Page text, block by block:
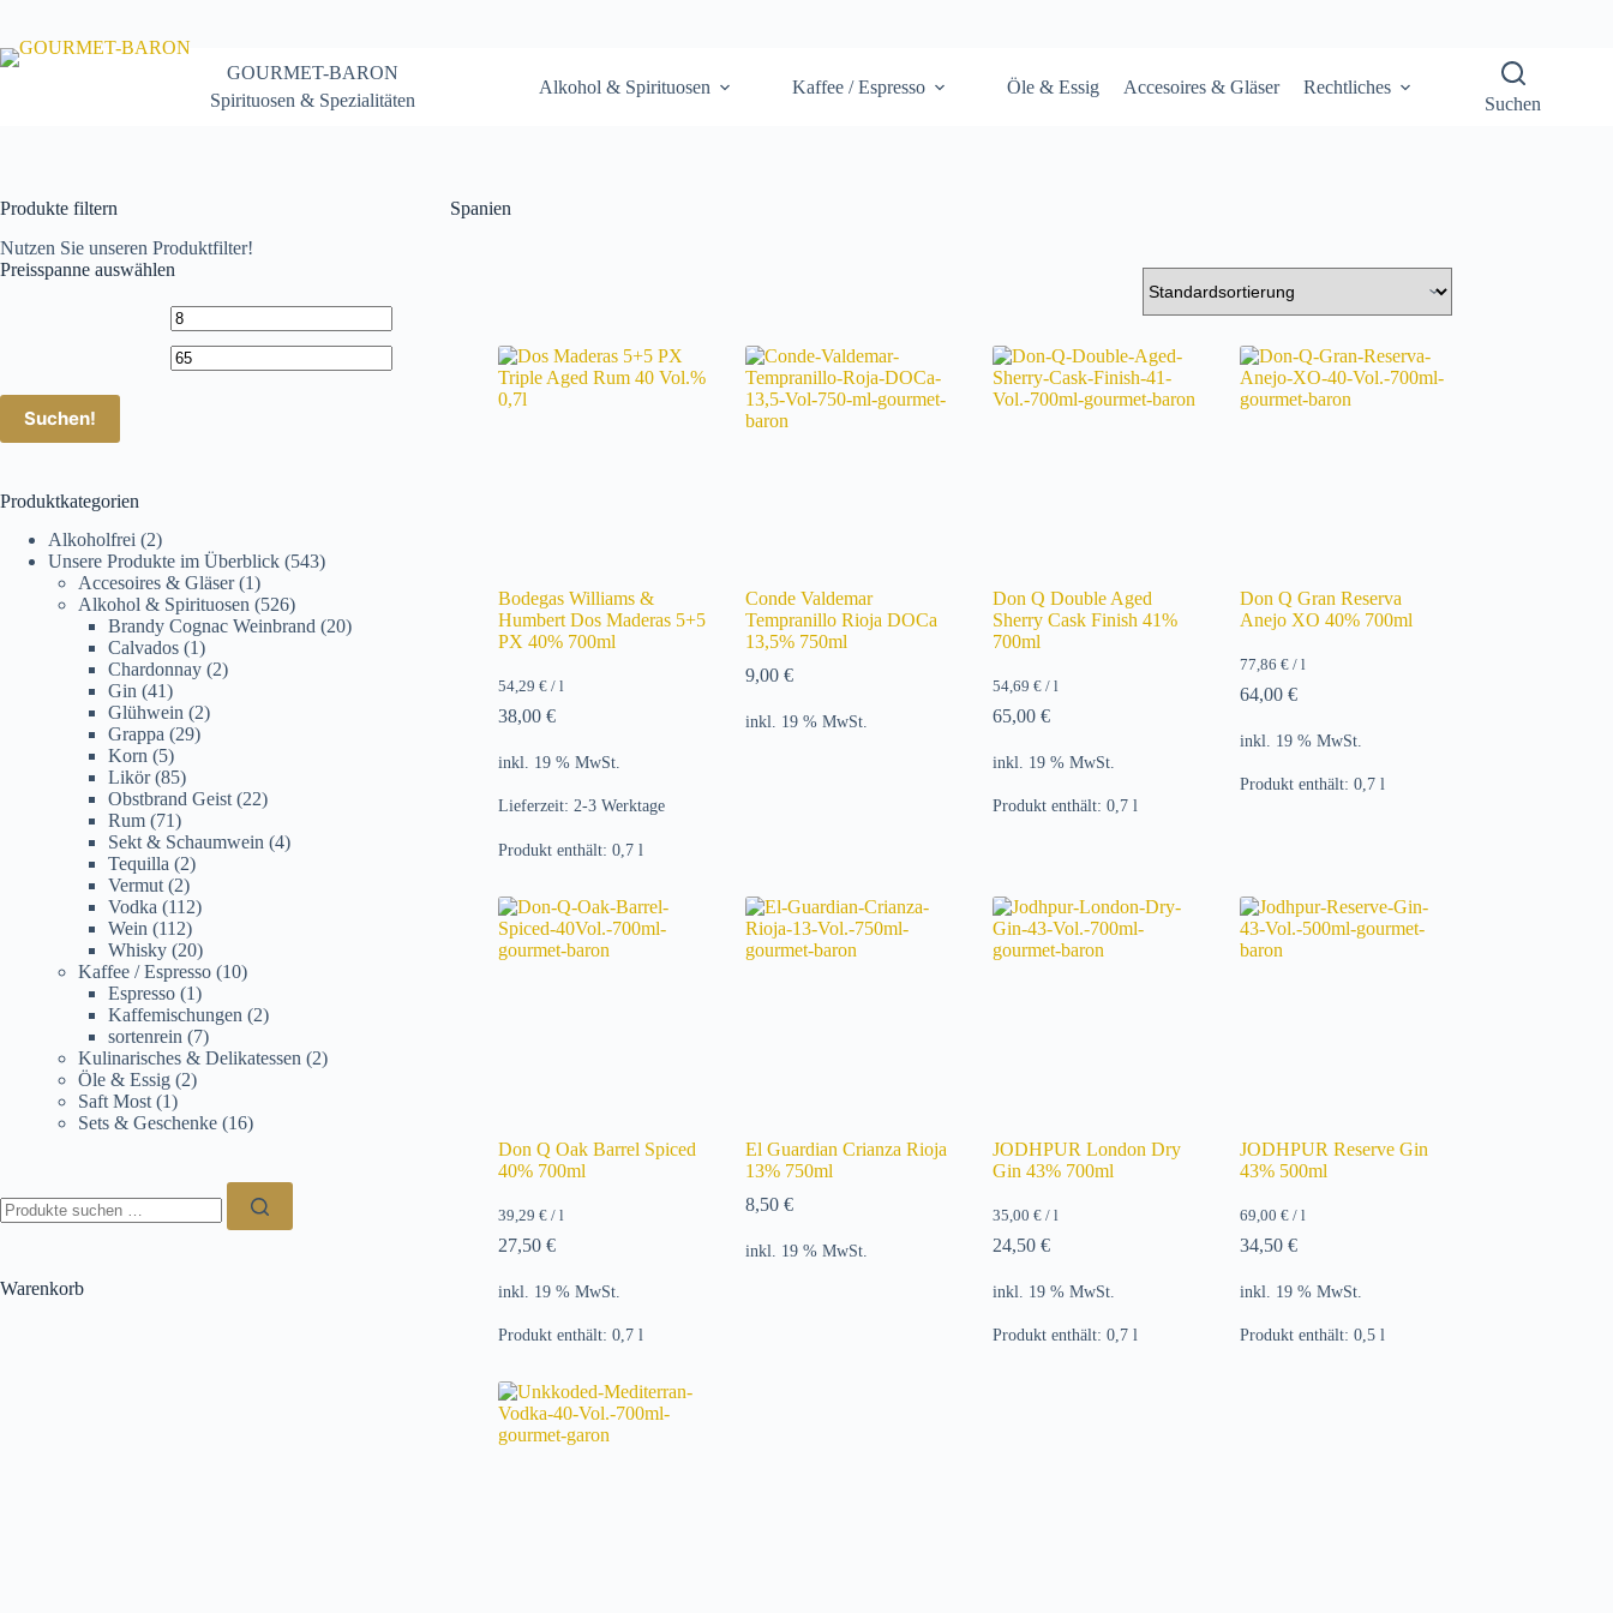
springen
GOURMET-BARON
Spirituosen & Spezialitäten
Alkohol & Spirituosen Kaffee / Espresso Öle & Essig Accesoires & Gläser
Rechtliches
Suchen
Spanien
Bodegas Williams &
Humbert Dos Maderas 5+5
PX 40% 700ml
54,29 €/ l
38,00 €
inkl. 19 % MwSt.
Lieferzeit: 2-3 Werktage
Produkt enthält: 0,7 l
Conde Valdemar
Tempranillo Rioja DOCa
13,5% 750ml
9,00 €
inkl. 19 % MwSt.
Don Q Double Aged
Sherry Cask Finish 41%
700ml
54,69 €/ l
65,00 €
inkl. 19 % MwSt.
Produkt enthält: 0,7 l
Don Q Gran Reserva
Anejo XO 40% 700ml
77,86 €/ l
64,00 €
inkl. 19 % MwSt.
Produkt enthält: 0,7 l
Don Q Oak Barrel Spiced
40% 700ml
39,29 €/ l
27,50 €
inkl. 19 % MwSt.
Produkt enthält: 0,7 l
El Guardian Crianza Rioja
13% 750ml
8,50 €
inkl. 19 % MwSt.
JODHPUR London Dry
Gin 43% 700ml
35,00 €/ l
24,50 €
inkl. 19 % MwSt.
Produkt enthält: 0,7 l
JODHPUR Reserve Gin
43% 500ml
69,00 €/ l
34,50 €
inkl. 19 % MwSt.
Produkt enthält: 0,5 l
Produkte filtern
Nutzen Sie unseren Produktfilter!
Preisspanne auswählen
Suchen!
Produktkategorien
Alkoholfrei (2)
Unsere Produkte im Überblick (543)
Accesoires & Gläser (1)
Alkohol & Spirituosen (526)
Brandy Cognac Weinbrand (20)
Calvados (1)
Chardonnay (2)
Gin (41)
Glühwein (2)
Grappa (29)
Korn (5)
Likör (85)
Obstbrand Geist (22)
Rum (71)
Sekt & Schaumwein (4)
Tequilla (2)
Vermut (2)
Vodka (112)
Wein (112)
Whisky (20)
Kaffee / Espresso (10)
Espresso (1)
Kaffemischungen (2)
sortenrein (7)
Kulinarisches & Delikatessen (2)
Öle & Essig (2)
Saft Most (1)
Sets & Geschenke (16)
nach:
Warenkorb